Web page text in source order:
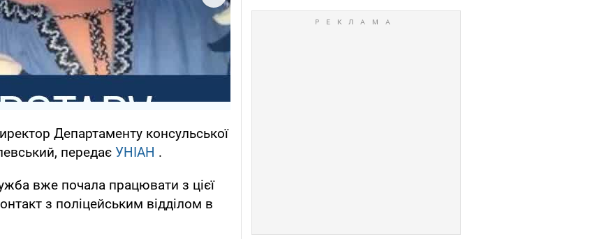
Департаменту консульської
передає УНІАН .
вже почала працювати з цієї
з поліцейським відділом в